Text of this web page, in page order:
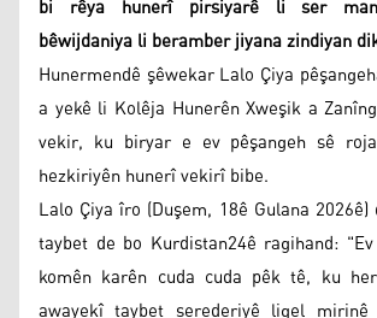
bi rêya hunerî pirsiyarê li ser
bêwijdaniya li beramber jiyana zindiyan
Hunermendê şêwekar Lalo Çiya
a yekê li Kolêja Hunerên Xweşik a
vekir, ku biryar e ev pêşangeh sê
hezkiriyên hunerî vekirî bibe.
Lalo Çiya îro (Duşem, 18ê Gulana 2026ê)
taybet de bo Kurdistan24ê ragihand:
komên karên cuda cuda pêk tê, ku